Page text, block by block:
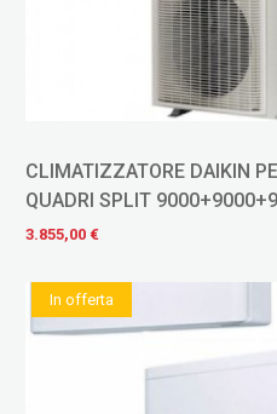
CLIMATIZZATORE DAIKIN
QUADRI SPLIT
INVERTER R-32
3.855,00 €
In offerta